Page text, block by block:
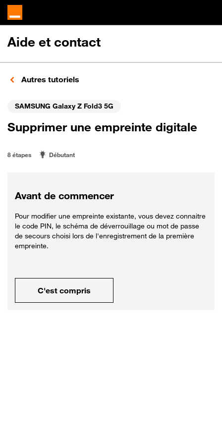
Aide et contact
Autres tutoriels
SAMSUNG Galaxy Z Fold3 5G
Supprimer une empreinte digitale
8 étapes Débutant
Avant de commencer
Pour modifier une empreinte existante, vous devez connaitre
le code PIN, le schéma de déverrouillage ou mot de passe
de secours choisi lors de l'enregistrement de la première
empreinte.
C'est compris